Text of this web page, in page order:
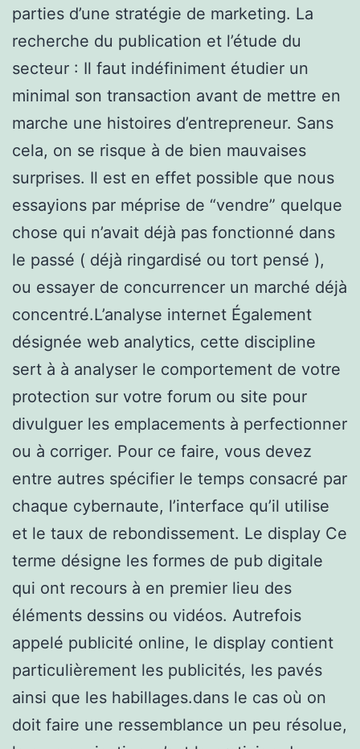
parties d’une stratégie de marketing. La
recherche du publication et l’étude du
secteur : Il faut indéfiniment étudier un
minimal son transaction avant de mettre en
marche une histoires d’entrepreneur. Sans
cela, on se risque à de bien mauvaises
surprises. Il est en effet possible que nous
essayions par méprise de “vendre” quelque
chose qui n’avait déjà pas fonctionné dans
le passé ( déjà ringardisé ou tort pensé ),
ou essayer de concurrencer un marché déjà
concentré.L’analyse internet Également
désignée web analytics, cette discipline
sert à à analyser le comportement de votre
protection sur votre forum ou site pour
divulguer les emplacements à perfectionner
ou à corriger. Pour ce faire, vous devez
entre autres spécifier le temps consacré par
chaque cybernaute, l’interface qu’il utilise
et le taux de rebondissement. Le display Ce
terme désigne les formes de pub digitale
qui ont recours à en premier lieu des
éléments dessins ou vidéos. Autrefois
appelé publicité online, le display contient
particulièrement les publicités, les pavés
ainsi que les habillages.dans le cas où on
doit faire une ressemblance un peu résolue,